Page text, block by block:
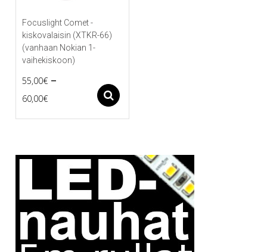
Focuslight Comet -
kiskovalaisin (XTKR-66)
(vanhaan Nokian 1-
vaihekiskoon)
55,00€ –
60,00€Price
range:
60,00€
tuotteella
muunnelma.
valinnat
tuotteen
sivulla.